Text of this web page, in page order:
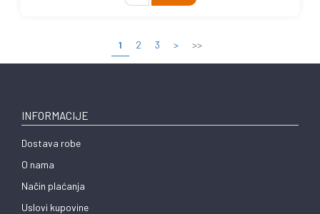
1 2 3 > >>
INFORMACIJE
Dostava robe
O nama
Način plaćanja
Uslovi kupovine